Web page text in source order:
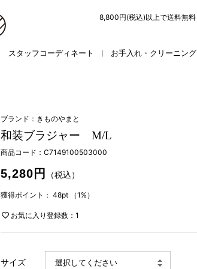
8,800円(税込)以上で送料無料
スタッフコーディネート お手入れ・クリーニング
ブランド：きものやまと
和装ブラジャー M/L
商品コード： C7149100503000
5,280円 （税込）
獲得ポイント： 48pt （1%）
お気に入り登録数：1
サイズ